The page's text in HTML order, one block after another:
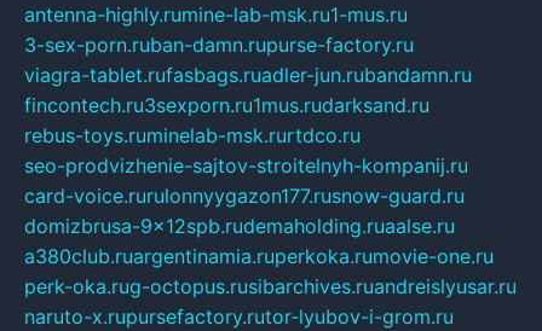
antenna-highly.rumine-lab-msk.ru1-mus.ru
3-sex-porn.ruban-damn.rupurse-factory.ru
viagra-tablet.rufasbags.ruadler-jun.rubandamn.ru
fincontech.ru3sexporn.ru1mus.rudarksand.ru
rebus-toys.ruminelab-msk.rurtdco.ru
seo-prodvizhenie-sajtov-stroitelnyh-kompanij.ru
card-voice.rurulonnyygazon177.rusnow-guard.ru
domizbrusa-9x12spb.rudemaholding.ruaalse.ru
a380club.ruargentinamia.ruperkoka.rumovie-one.ru
perk-oka.rug-octopus.rusibarchives.ruandreislyusar.ru
naruto-x.rupursefactory.rutor-lyubov-i-grom.ru